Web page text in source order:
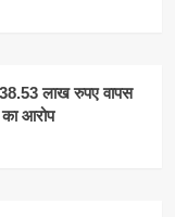
38.53 लाख रुपए वापस
आरोप